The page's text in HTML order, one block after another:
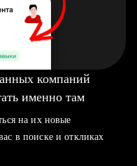
компаний
именно там
на их новые
в поиске и откликах